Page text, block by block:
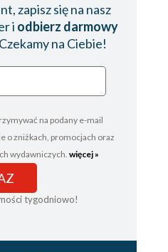
zapisz się na nasz
i odbierz darmowy
na Ciebie!
na podany e-mail
o zniżkach, promocjach oraz
wydawniczych. więcej »
tygodniowo!